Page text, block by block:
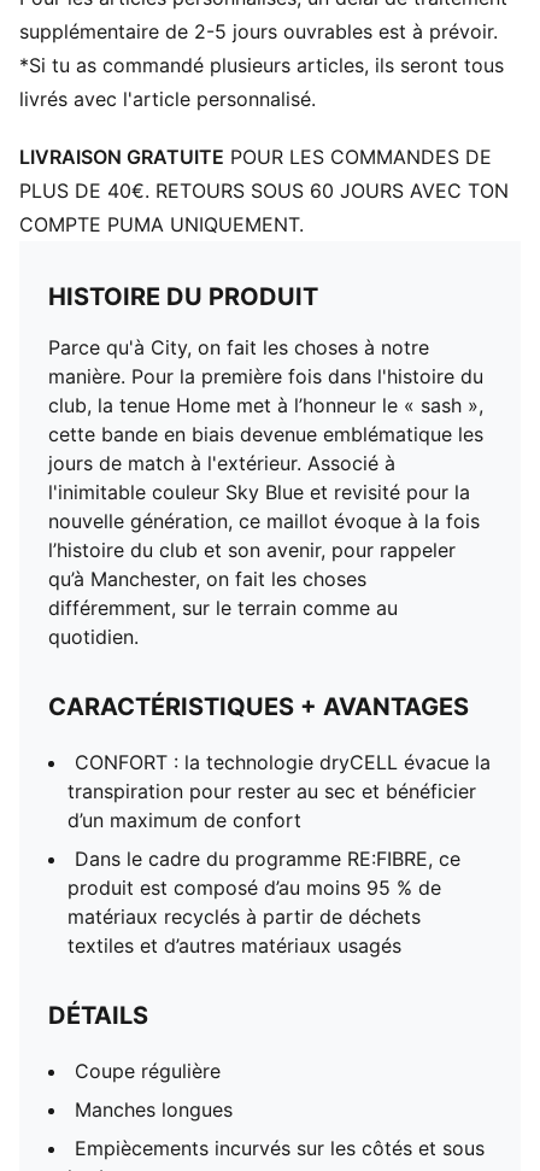
Col rond
Logo PUMA sur le côté droit de la poitrine
Écusson Manchester City sur le côté gauche de la
PUMA Enfant et Adolescent : Recommandé pour les
supplémentaire de 2-5 jours ouvrables est à prévoir.
*Si tu as commandé plusieurs articles, ils seront tous
livrés avec l'article personnalisé.
LIVRAISON GRATUITE POUR LES COMMANDES DE
PLUS DE 40€. RETOURS SOUS 60 JOURS AVEC TON
COMPTE PUMA UNIQUEMENT.
HISTOIRE DU PRODUIT
Parce qu'à City, on fait les choses à notre
manière. Pour la première fois dans l'histoire du
club, la tenue Home met à l’honneur le « sash »,
cette bande en biais devenue emblématique les
jours de match à l'extérieur. Associé à
l'inimitable couleur Sky Blue et revisité pour la
nouvelle génération, ce maillot évoque à la fois
l’histoire du club et son avenir, pour rappeler
qu’à Manchester, on fait les choses
différemment, sur le terrain comme au
quotidien.
CARACTÉRISTIQUES + AVANTAGES
CONFORT : la technologie dryCELL évacue la
transpiration pour rester au sec et bénéficier
d’un maximum de confort
Dans le cadre du programme RE:FIBRE, ce
produit est composé d’au moins 95 % de
matériaux recyclés à partir de déchets
textiles et d’autres matériaux usagés
DÉTAILS
Coupe régulière
Manches longues
Empiècements incurvés sur les côtés et sous